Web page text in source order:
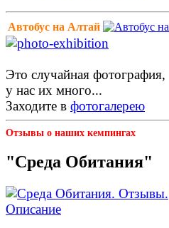
Автобус на Алтай
Это случайная фотография,
у нас их много...
Заходите в фотогалерею
Отзывы о наших кемпингах
"Среда Обитания"